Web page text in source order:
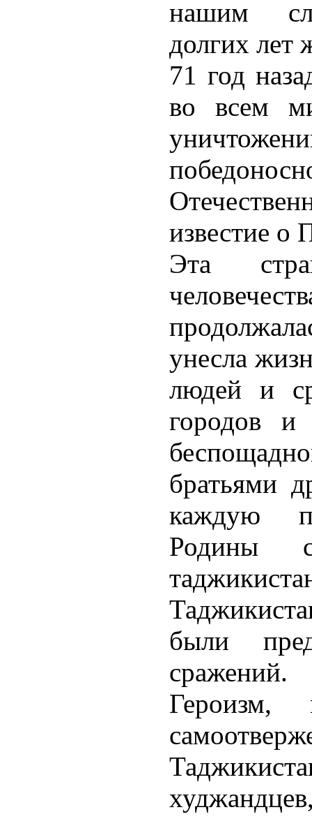
нашим
долгих лет
71 год
во всем
известие о
Эта
унесла
людей и
городов
братьями
каждую
Родины
были
сражений.
Героизм,